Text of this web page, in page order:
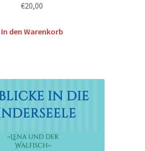
€20,00
In den Warenkorb